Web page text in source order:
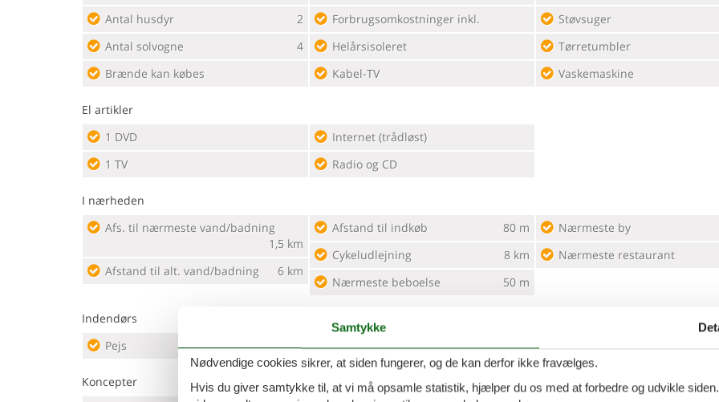
Antal husdyr
2
Antal solvogne
4
Brænde kan købes
Forbrugsomkostninger inkl.
Helårsisoleret
Kabel-TV
Støvsuger
Tørretumbler
Vaskemaskine
El artikler
1 DVD
1 TV
Internet (trådløst)
Radio og CD
I nærheden
Afs. til nærmeste vand/badning
1,5 km
Afstand til alt. vand/badning
6 km
Afstand til indkøb
80 m
Cykeludlejning
8 km
Nærmeste beboelse
50 m
Nærmeste by
Nærmeste restaurant
Indendørs
Pejs
Koncepter
Samtykke
Nødvendige cookies sikrer, at siden fungerer, og de kan derfor ikke fravælges.
Hvis du giver samtykke til, at vi må opsamle statistik, hjælper du os med at forbedre og udvikle